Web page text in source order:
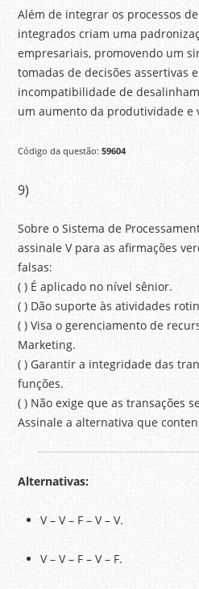
Além de integrar os processos
integrados criam uma
empresariais, promovendo um
tomadas de decisões assertivas
incompatibilidade de
um aumento da produtividade e
Código da questão:59604
9)
Sobre o Sistema de
assinale V para as afirmações
falsas:
( ) É aplicado no nível sênior.
( ) Dão suporte às atividades
( ) Visa o gerenciamento de
Marketing.
( ) Garantir a integridade das
funções.
( ) Não exige que as transações
Assinale a alternativa que
Alternativas:
V – V – F – V – V.
V – V – F – V – F.